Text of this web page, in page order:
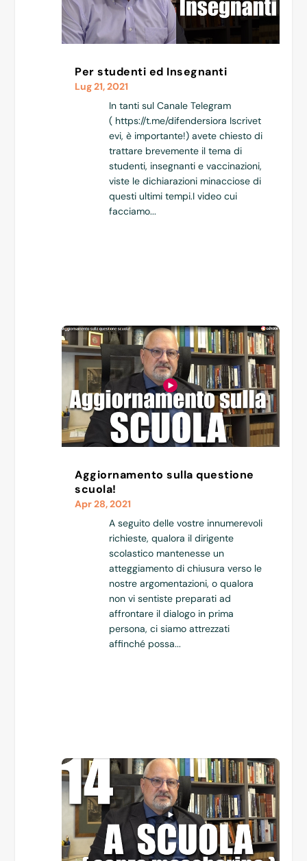
Per studenti ed Insegnanti
Lug 21, 2021
In tanti sul Canale Telegram
( https://t.me/difendersiora Iscrivet
evi, è importante!) avete chiesto di
trattare brevemente il tema di
studenti, insegnanti e vaccinazioni,
viste le dichiarazioni minacciose di
questi ultimi tempi.I video cui
facciamo...
Aggiornamento sulla questione
scuola!
Apr 28, 2021
A seguito delle vostre innumerevoli
richieste, qualora il dirigente
scolastico mantenesse un
atteggiamento di chiusura verso le
nostre argomentazioni, o qualora
non vi sentiste preparati ad
affrontare il dialogo in prima
persona, ci siamo attrezzati
affinché possa...